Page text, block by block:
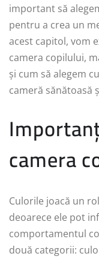
important să
pentru a crea un
acest capitol, vom
camera copilului,
și cum să alegem
cameră sănătoasă
camera
Culorile joacă un
deoarece ele pot
comportamentul
două categorii: